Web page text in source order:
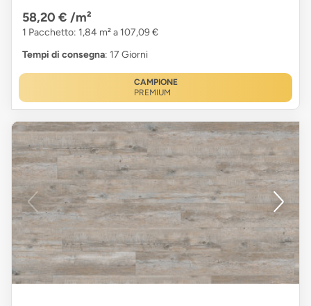
58,20 € /m²
1 Pacchetto: 1,84 m² a 107,09 €
Tempi di consegna: 17 Giorni
CAMPIONE
PREMIUM